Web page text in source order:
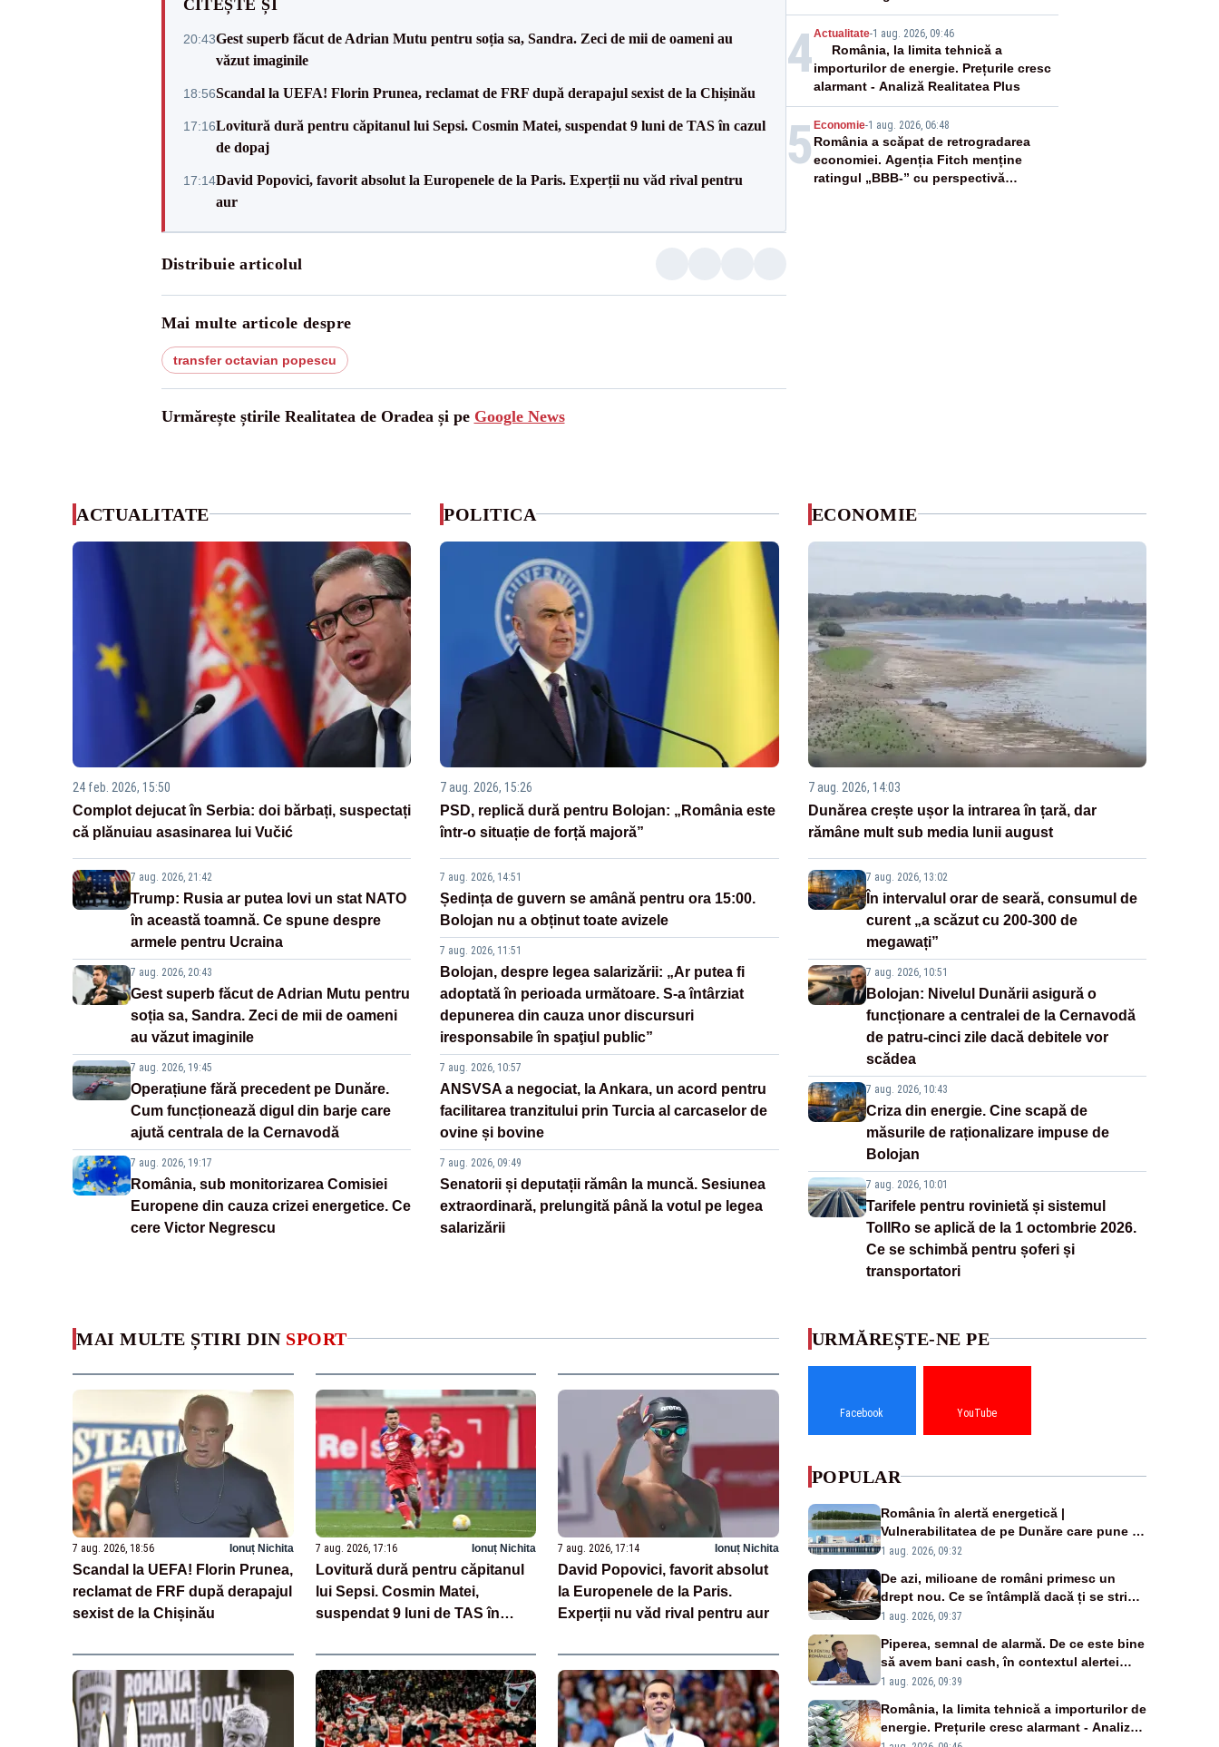
CITEȘTE ȘI
20:43Gest superb făcut de Adrian Mutu pentru soția sa, Sandra. Zeci de mii de oameni au
văzut imaginile
18:56Scandal la UEFA! Florin Prunea, reclamat de FRF după derapajul sexist de la Chișinău
17:16Lovitură dură pentru căpitanul lui Sepsi. Cosmin Matei, suspendat 9 luni de TAS în cazul
de dopaj
17:14David Popovici, favorit absolut la Europenele de la Paris. Experții nu văd rival pentru
aur
Distribuie articolul
Mai multe articole despre
transfer octavian popescu
Urmărește știrile Realitatea de Oradea și pe Google News
4Actualitate-1 aug. 2026, 09:46
România, la limita tehnică a
importurilor de energie. Prețurile cresc
alarmant - Analiză Realitatea Plus
5 Economie-1 aug. 2026, 06:48
România a scăpat de retrogradarea
economiei. Agenția Fitch menține
ratingul „BBB-” cu perspectivă
ACTUALITATE
24 feb. 2026, 15:50
Complot dejucat în Serbia: doi bărbați, suspectați
că plănuiau asasinarea lui Vučić
7 aug. 2026, 21:42
Trump: Rusia ar putea lovi un stat NATO
în această toamnă. Ce spune despre
armele pentru Ucraina
7 aug. 2026, 20:43
Gest superb făcut de Adrian Mutu pentru
soția sa, Sandra. Zeci de mii de oameni
au văzut imaginile
7 aug. 2026, 19:45
Operațiune fără precedent pe Dunăre.
Cum funcționează digul din barje care
ajută centrala de la Cernavodă
7 aug. 2026, 19:17
România, sub monitorizarea Comisiei
Europene din cauza crizei energetice. Ce
cere Victor Negrescu
POLITICA
7 aug. 2026, 15:26
PSD, replică dură pentru Bolojan: „România este
într-o situație de forță majoră”
7 aug. 2026, 14:51
Ședința de guvern se amână pentru ora 15:00.
Bolojan nu a obținut toate avizele
7 aug. 2026, 11:51
Bolojan, despre legea salarizării: „Ar putea fi
adoptată în perioada următoare. S-a întârziat
depunerea din cauza unor discursuri
iresponsabile în spaţiul public”
7 aug. 2026, 10:57
ANSVSA a negociat, la Ankara, un acord pentru
facilitarea tranzitului prin Turcia al carcaselor de
ovine și bovine
7 aug. 2026, 09:49
Senatorii și deputații rămân la muncă. Sesiunea
extraordinară, prelungită până la votul pe legea
salarizării
ECONOMIE
7 aug. 2026, 14:03
Dunărea crește ușor la intrarea în țară, dar
rămâne mult sub media lunii august
7 aug. 2026, 13:02
În intervalul orar de seară, consumul de
curent „a scăzut cu 200-300 de
megawați”
7 aug. 2026, 10:51
Bolojan: Nivelul Dunării asigură o
funcționare a centralei de la Cernavodă
de patru-cinci zile dacă debitele vor
scădea
7 aug. 2026, 10:43
Criza din energie. Cine scapă de
măsurile de raționalizare impuse de
Bolojan
7 aug. 2026, 10:01
Tarifele pentru rovinietă și sistemul
TollRo se aplică de la 1 octombrie 2026.
Ce se schimbă pentru șoferi și
transportatori
MAI MULTE ȘTIRI DIN SPORT
7 aug. 2026, 18:56 Ionuț Nichita
Scandal la UEFA! Florin Prunea,
reclamat de FRF după derapajul
sexist de la Chișinău
7 aug. 2026, 17:16 Ionuț Nichita
Lovitură dură pentru căpitanul
lui Sepsi. Cosmin Matei,
suspendat 9 luni de TAS în
7 aug. 2026, 17:14 Ionuț Nichita
David Popovici, favorit absolut
la Europenele de la Paris.
Experții nu văd rival pentru aur
URMĂREȘTE-NE PE
Facebook YouTube
POPULAR
România în alertă energetică |
Vulnerabilitatea de pe Dunăre care pune în
pericol Centrala Cernavodă era cunoscută
1 aug. 2026, 09:32
De azi, milioane de români primesc un
drept nou. Ce se întâmplă dacă ți se strică
un produs
1 aug. 2026, 09:37
Piperea, semnal de alarmă. De ce este bine
să avem bani cash, în contextul alertei
energetice?
1 aug. 2026, 09:39
România, la limita tehnică a importurilor de
energie. Prețurile cresc alarmant - Analiză